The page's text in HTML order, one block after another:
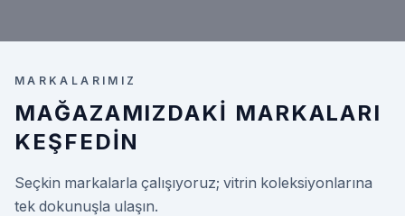
MARKALARIMIZ
MAĞAZAMIZDAKI MARKALARI
KEŞFEDIN
Seçkin markalarla çalışıyoruz; vitrin koleksiyonlarına
tek dokunuşla ulaşın.